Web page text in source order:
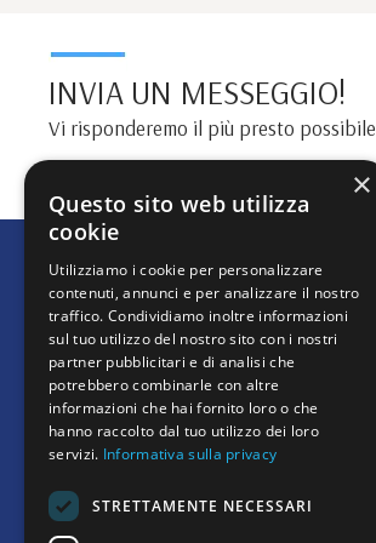
INVIA UN MESSEGGIO!
Vi risponderemo il più presto possibile
NOME*
EMAIL*
MESSAGGIO*
×
Questo sito web utilizza
cookie
Utilizziamo i cookie per personalizzare
contenuti, annunci e per analizzare il nostro
traffico. Condividiamo inoltre informazioni
sul tuo utilizzo del nostro sito con i nostri
partner pubblicitari e di analisi che
potrebbero combinarle con altre
informazioni che hai fornito loro o che
hanno raccolto dal tuo utilizzo dei loro
servizi. Informativa sulla privacy
STRETTAMENTE NECESSARI